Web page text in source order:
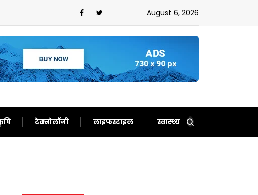
बन गए दर्शकों का खास August 6, 2026
टेक्नोलॉजी लाइफस्टाइल स्वास्थ्य